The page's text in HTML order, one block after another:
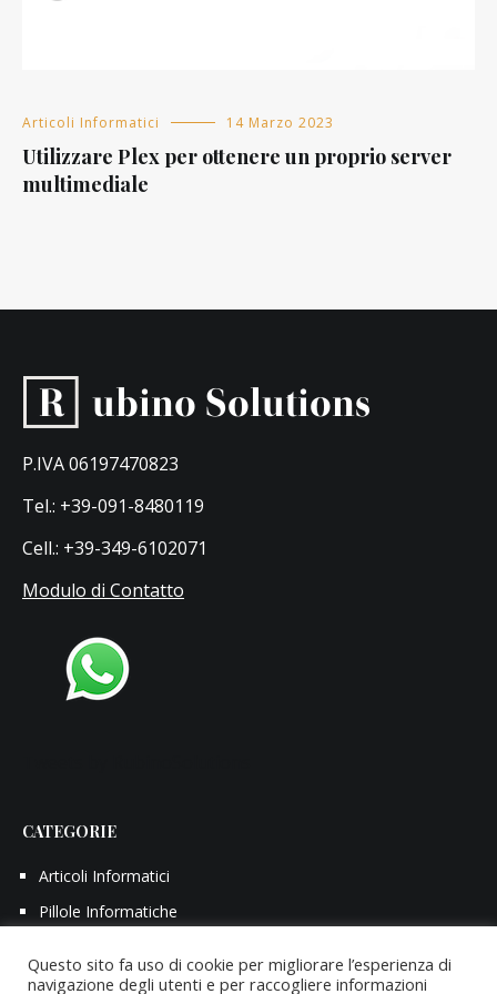
Articoli Informatici 14 Marzo 2023
Utilizzare Plex per ottenere un proprio server
multimediale
P.IVA 06197470823
Tel.: +39-091-8480119
Cell.: +39-349-6102071
Modulo di Contatto
CATEGORIE
Articoli Informatici
Pillole Informatiche
Questo sito fa uso di cookie per migliorare l’esperienza di
navigazione degli utenti e per raccogliere informazioni